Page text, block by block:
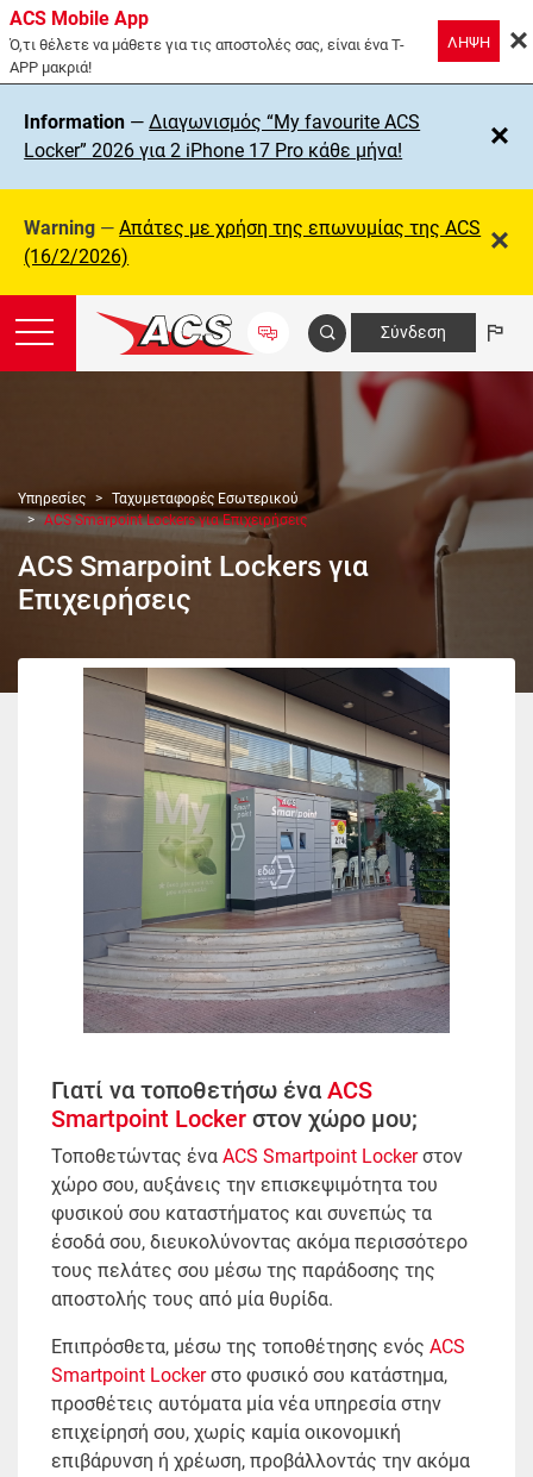
ACS Mobile App
Ό,τι θέλετε να μάθετε για τις αποστολές σας, είναι ένα T-
APP μακριά!
ΛΗΨΗ
Information —Διαγωνισμός “My favourite ACS
Locker” 2026 για 2 iPhone 17 Pro κάθε μήνα!
Warning —Απάτες με χρήση της επωνυμίας της ΑCS
(16/2/2026)
Σύνδεση
Υπηρεσίες
Ταχυμεταφορές Εσωτερικού
ACS Smarpoint Lockers για Επιχειρήσεις
ACS Smarpoint Lockers για
Επιχειρήσεις
Γιατί να τοποθετήσω ένα ACS
Smartpoint Locker στον χώρο μου;
Τοποθετώντας ένα ACS Smartpoint Lockerστον
χώρο σου, αυξάνεις την επισκεψιμότητα του
φυσικού σου καταστήματος και συνεπώς τα
έσοδά σου, διευκολύνοντας ακόμα περισσότερο
τους πελάτες σου μέσω της παράδοσης της
αποστολής τους από μία θυρίδα.
Επιπρόσθετα, μέσω της τοποθέτησης ενός ACS
Smartpoint Lockerστο φυσικό σου κατάστημα,
προσθέτεις αυτόματα μία νέα υπηρεσία στην
επιχείρησή σου, χωρίς καμία οικονομική
επιβάρυνση ή χρέωση, προβάλλοντάς την ακόμα